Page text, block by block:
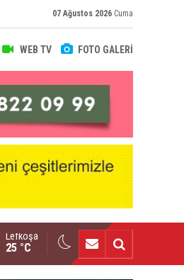
07 Ağustos 2026 Cuma
WEB TV FOTO GALERİ
Lefkoşa
25 °C